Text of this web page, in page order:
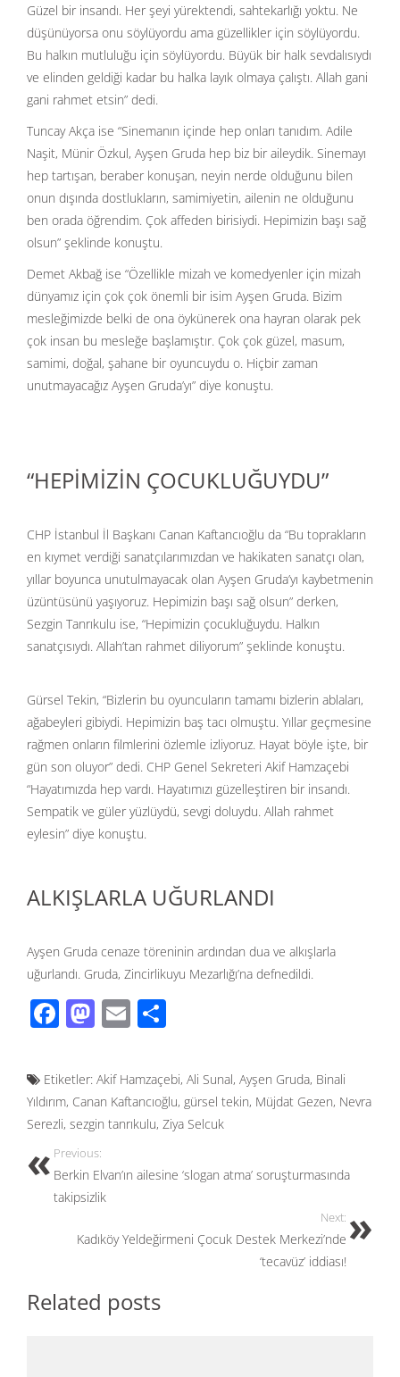
Güzel bir insandı. Her şeyi yürektendi, sahtekarlığı yoktu. Ne
düşünüyorsa onu söylüyordu ama güzellikler için söylüyordu.
Bu halkın mutluluğu için söylüyordu. Büyük bir halk sevdalısıydı
ve elinden geldiği kadar bu halka layık olmaya çalıştı. Allah gani
gani rahmet etsin” dedi.
Tuncay Akça ise “Sinemanın içinde hep onları tanıdım. Adile
Naşit, Münir Özkul, Ayşen Gruda hep biz bir aileydik. Sinemayı
hep tartışan, beraber konuşan, neyin nerde olduğunu bilen
onun dışında dostlukların, samimiyetin, ailenin ne olduğunu
ben orada öğrendim. Çok affeden birisiydi. Hepimizin başı sağ
olsun” şeklinde konuştu.
Demet Akbağ ise “Özellikle mizah ve komedyenler için mizah
dünyamız için çok çok önemli bir isim Ayşen Gruda. Bizim
mesleğimizde belki de ona öykünerek ona hayran olarak pek
çok insan bu mesleğe başlamıştır. Çok çok güzel, masum,
samimi, doğal, şahane bir oyuncuydu o. Hiçbir zaman
unutmayacağız Ayşen Gruda’yı” diye konuştu.
“HEPİMİZİN ÇOCUKLUĞUYDU”
CHP İstanbul İl Başkanı Canan Kaftancıoğlu da “Bu toprakların
en kıymet verdiği sanatçılarımızdan ve hakikaten sanatçı olan,
yıllar boyunca unutulmayacak olan Ayşen Gruda’yı kaybetmenin
üzüntüsünü yaşıyoruz. Hepimizin başı sağ olsun” derken,
Sezgin Tanrıkulu ise, “Hepimizin çocukluğuydu. Halkın
sanatçısıydı. Allah’tan rahmet diliyorum” şeklinde konuştu.
Gürsel Tekin, “Bizlerin bu oyuncuların tamamı bizlerin ablaları,
ağabeyleri gibiydi. Hepimizin baş tacı olmuştu. Yıllar geçmesine
rağmen onların filmlerini özlemle izliyoruz. Hayat böyle işte, bir
gün son oluyor” dedi. CHP Genel Sekreteri Akif Hamzaçebi
“Hayatımızda hep vardı. Hayatımızı güzelleştiren bir insandı.
Sempatik ve güler yüzlüydü, sevgi doluydu. Allah rahmet
eylesin” diye konuştu.
ALKIŞLARLA UĞURLANDI
Ayşen Gruda cenaze töreninin ardından dua ve alkışlarla
uğurlandı. Gruda, Zincirlikuyu Mezarlığı’na defnedildi.
F
e
b
o
o
k
M
to
d
o
n
E
ail ar
e
Etiketler: Akif Hamzaçebi, Ali Sunal, Ayşen Gruda, Binali
Yıldırım, Canan Kaftancıoğlu, gürsel tekin, Müjdat Gezen, Nevra
Serezli, sezgin tanrıkulu, Ziya Selcuk
Previous:
Berkin Elvan’ın ailesine ‘slogan atma’ soruşturmasında
takipsizlik
Next:
Kadıköy Yeldeğirmeni Çocuk Destek Merkezi’nde
‘tecavüz’ iddiası!
Related posts